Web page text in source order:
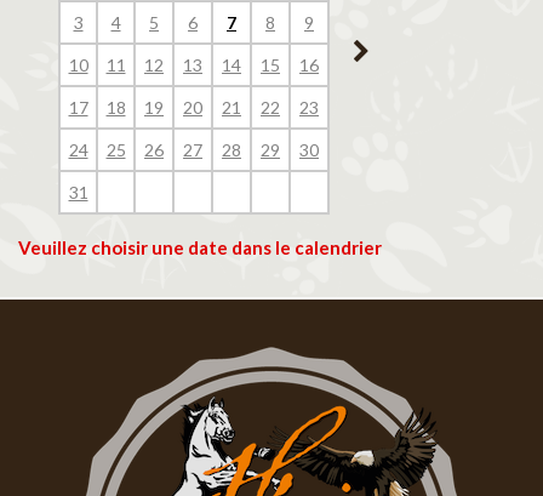
3 4 5 6 7 8 9
10 11 12 13 14 15 16
17 18 19 20 21 22 23
24 25 26 27 28 29 30
31
14
Veuillez choisir une date dans le calendrier